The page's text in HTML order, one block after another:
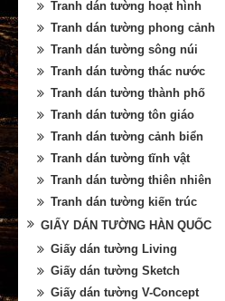
Tranh dán tường hoạt hình
Tranh dán tường phong cảnh
Tranh dán tường sông núi
Tranh dán tường thác nước
Tranh dán tường thành phố
Tranh dán tường tôn giáo
Tranh dán tường cảnh biển
Tranh dán tường tĩnh vật
Tranh dán tường thiên nhiên
Tranh dán tường kiến trúc
GIẤY DÁN TƯỜNG HÀN QUỐC
Giấy dán tường Living
Giấy dán tường Sketch
Giấy dán tường V-Concept